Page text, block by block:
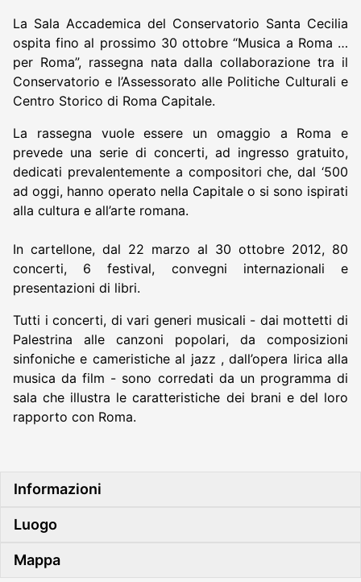
La Sala Accademica del Conservatorio Santa Cecilia
ospita fino al prossimo 30 ottobre “Musica a Roma …
per Roma”, rassegna nata dalla collaborazione tra il
Conservatorio e l’Assessorato alle Politiche Culturali e
Centro Storico di Roma Capitale.
La rassegna vuole essere un omaggio a Roma e
prevede una serie di concerti, ad ingresso gratuito,
dedicati prevalentemente a compositori che, dal ‘500
ad oggi, hanno operato nella Capitale o si sono ispirati
alla cultura e all’arte romana.
In cartellone, dal 22 marzo al 30 ottobre 2012, 80
concerti, 6 festival, convegni internazionali e
presentazioni di libri.
Tutti i concerti, di vari generi musicali - dai mottetti di
Palestrina alle canzoni popolari, da composizioni
sinfoniche e cameristiche al jazz , dall’opera lirica alla
musica da film - sono corredati da un programma di
sala che illustra le caratteristiche dei brani e del loro
rapporto con Roma.
Informazioni
Luogo
Mappa